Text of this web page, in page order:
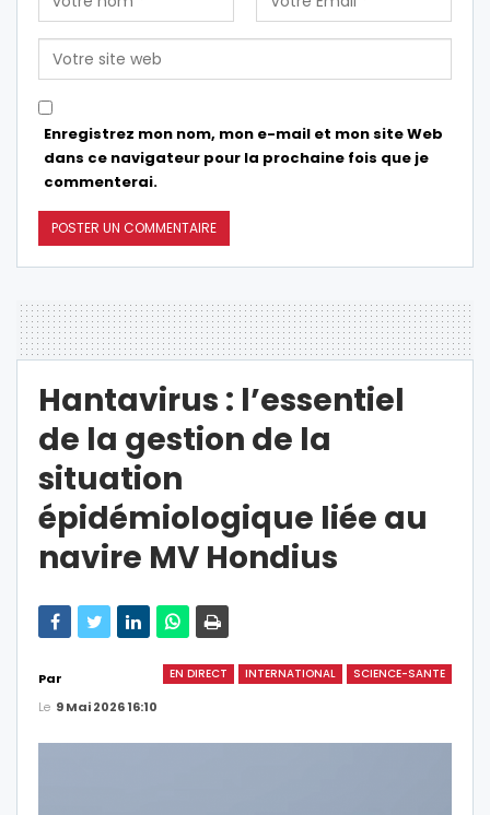
Enregistrez mon nom, mon e-mail et mon site Web
dans ce navigateur pour la prochaine fois que je
commenterai.
Hantavirus : l’essentiel
de la gestion de la
situation
épidémiologique liée au
navire MV Hondius
EN DIRECT INTERNATIONAL SCIENCE-SANTE
Par
Le 9 Mai 2026 16:10